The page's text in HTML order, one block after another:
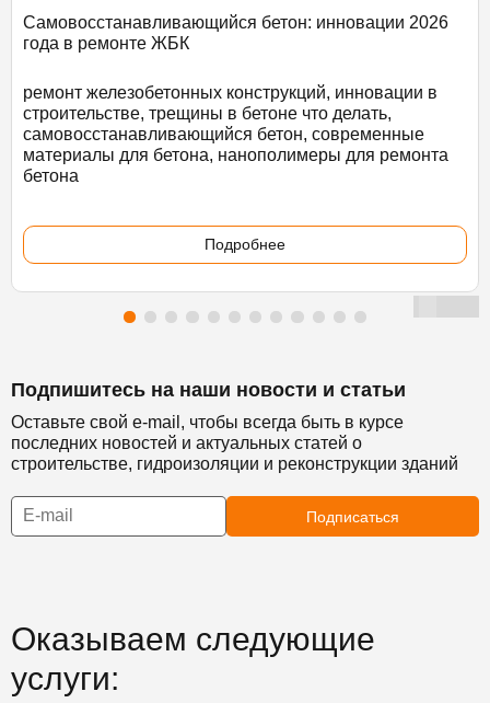
Самовосстанавливающийся бетон: инновации 2026
года в ремонте ЖБК
ремонт железобетонных конструкций, инновации в
строительстве, трещины в бетоне что делать,
самовосстанавливающийся бетон, современные
материалы для бетона, нанополимеры для ремонта
бетона
Подробнее
Подпишитесь на наши новости и статьи
Оставьте свой e-mail, чтобы всегда быть в курсе
последних новостей и актуальных статей о
строительстве, гидроизоляции и реконструкции зданий
Подписаться
Оказываем следующие
услуги: